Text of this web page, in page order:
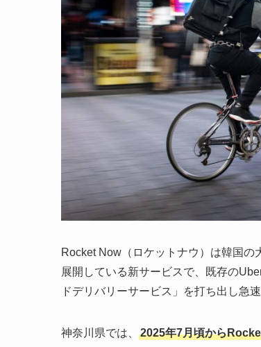
Rocket Now（ロケットナウ）は韓国
展開している新サービスで、既存の
ドデリバリーサービス」を打ち出し急
神奈川県では、 2025年7月頃から